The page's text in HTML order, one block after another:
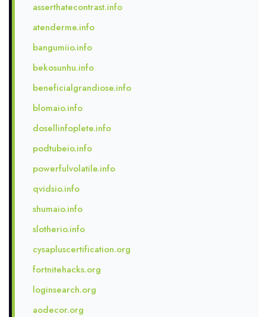
asserthatecontrast.info
atenderme.info
bangumiio.info
bekosunhu.info
beneficialgrandiose.info
blomaio.info
dosellinfoplete.info
podtubeio.info
powerfulvolatile.info
qvidsio.info
shumaio.info
slotherio.info
cysapluscertification.org
fortnitehacks.org
loginsearch.org
aodecor.org